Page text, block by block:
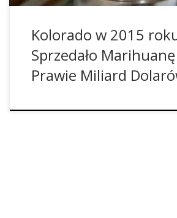
Kolorado w 2015
Sprzedało
Prawie Miliard